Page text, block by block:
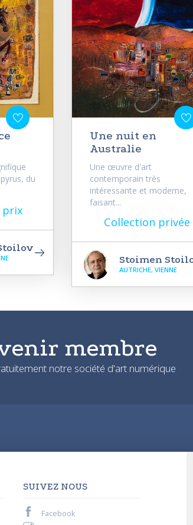
du
prix
Une nuit en
Australie
Une œuvre d'art
contemporain très
intéressante et moderne,
faisant...
Collection privée
Stoimen
AUTRICHE, VIENNE
membre
notre société d'art numérique
SUIVEZ NOUS
Facebook